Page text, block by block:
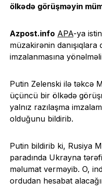
ölkədə görüşməyin
Azpost.info APA-ya
müzakirənin danışıqlara
imzalanmasına
Putin Zelenski ilə təkcə
üçüncü bir ölkədə
yalnız razılaşma
olduğunu bildirib.
Putin bildirib ki, Rusiya
paradında Ukrayna
məlumat verməyib. O,
ordudan hesabat